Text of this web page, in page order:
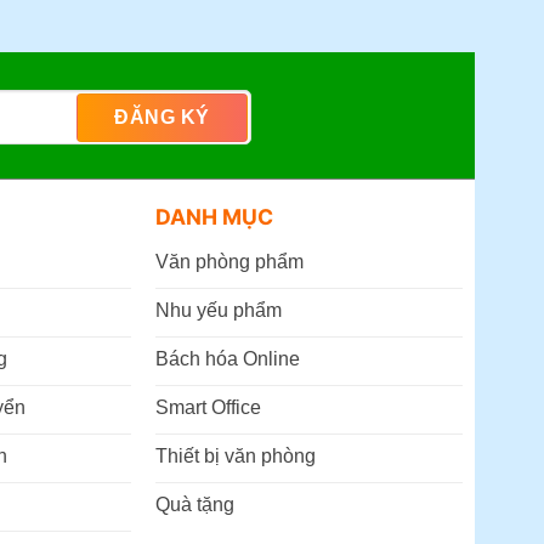
DANH MỤC
Văn phòng phẩm
Nhu yếu phẩm
Bách hóa Online
Smart Office
Thiết bị văn phòng
Quà tặng